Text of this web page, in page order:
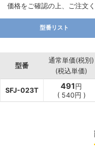
価格をご確認の上、ご注文
型番リスト
型番
通常単価(税別)
(税込単価)
SFJ-023T 491円
( 540円 )